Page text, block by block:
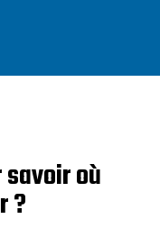
où
?